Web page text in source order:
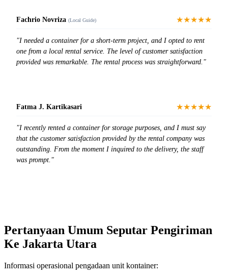
Fachrio Novriza (Local Guide) ★★★★★
"I needed a container for a short-term project, and I opted to rent
one from a local rental service. The level of customer satisfaction
provided was remarkable. The rental process was straightforward."
Fatma J. Kartikasari ★★★★★
"I recently rented a container for storage purposes, and I must say
that the customer satisfaction provided by the rental company was
outstanding. From the moment I inquired to the delivery, the staff
was prompt."
Pertanyaan Umum Seputar Pengiriman
Ke Jakarta Utara
Informasi operasional pengadaan unit kontainer: